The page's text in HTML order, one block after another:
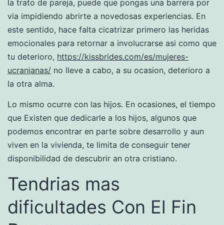
la trato de pareja, puede que pongas una barrera por
vi­a impidiendo abrirte a novedosas experiencias. En
este sentido, hace falta cicatrizar primero las heridas
emocionales para retornar a involucrarse asi­ como que
tu deterioro, https://kissbrides.com/es/mujeres-
ucranianas/ no lleve a cabo, a su ocasion, deterioro a
la otra alma.
Lo mismo ocurre con las hijos. En ocasiones, el tiempo
que Existen que dedicarle a los hijos, algunos que
podemos encontrar en parte sobre desarrollo y aun
viven en la vivienda, te limita de conseguir tener
disponibilidad de descubrir an otra cristiano.
Tendri­as mas
dificultades Con El Fin